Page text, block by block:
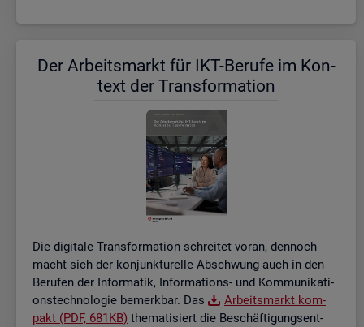
Der Ar­beits­markt für IKT-Be­ru­fe im Kon­
text der Trans­for­ma­ti­on
Die di­gi­ta­le Trans­for­ma­ti­on schrei­tet voran, den­noch
macht sich der kon­junk­tu­rel­le Ab­schwung auch in den
Be­ru­fen der In­for­ma­tik, In­for­ma­ti­ons- und Kom­mu­ni­ka­ti­
ons­tech­no­lo­gie be­merk­bar. Das
Ar­beits­markt kom­
pakt (PDF, 681KB) the­ma­ti­siert die Be­schäf­ti­gungs­ent­